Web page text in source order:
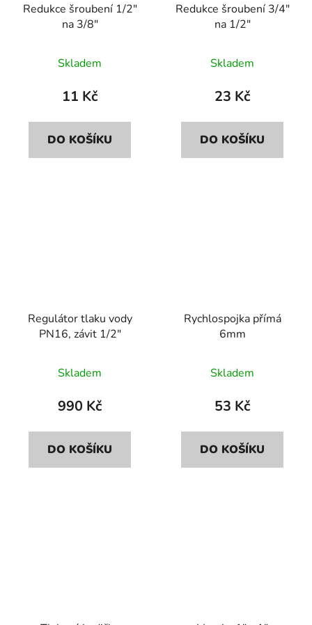
Redukce šroubení 1/2"
na 3/8"
Skladem
11 Kč
DO KOŠÍKU
Redukce šroubení 3/4"
na 1/2"
Skladem
23 Kč
DO KOŠÍKU
Regulátor tlaku vody
PN16, závit 1/2"
Skladem
990 Kč
DO KOŠÍKU
Rychlospojka přímá
6mm
Skladem
53 Kč
DO KOŠÍKU